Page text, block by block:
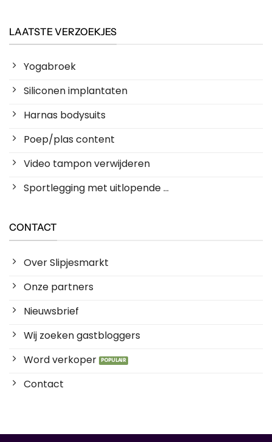
LAATSTE VERZOEKJES
Yogabroek
Siliconen implantaten
Harnas bodysuits
Poep/plas content
Video tampon verwijderen
Sportlegging met uitlopende ...
CONTACT
Over Slipjesmarkt
Onze partners
Nieuwsbrief
Wij zoeken gastbloggers
Word verkoper
Contact